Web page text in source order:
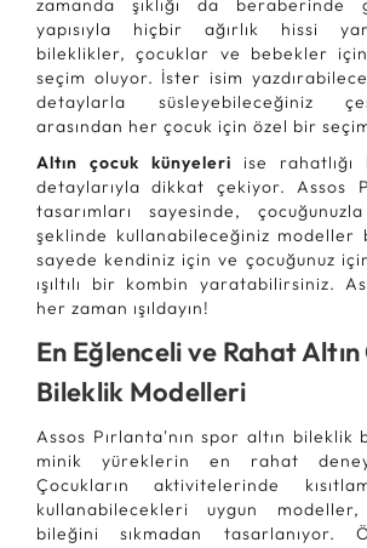
zamanda şıklığı da
yapısıyla hiçbir ağırlık hissi
bileklikler, çocuklar ve bebekler
seçim oluyor. İster isim
detaylarla süsleyebileceğiniz
arasından her çocuk için özel bir
Altın çocuk künyeleri ise
detaylarıyla dikkat çekiyor. Assos
tasarımları sayesinde,
şeklinde kullanabileceğiniz modeller
sayede kendiniz için ve çocuğunuz
ışıltılı bir kombin yaratabilirsiniz.
her zaman ışıldayın!
En Eğlenceli ve Rahat
Bileklik Modelleri
Assos Pırlanta'nın spor altın bileklik
minik yüreklerin en rahat
Çocukların aktivitelerinde
kullanabilecekleri uygun
bileğini sıkmadan tasarlanıyor.